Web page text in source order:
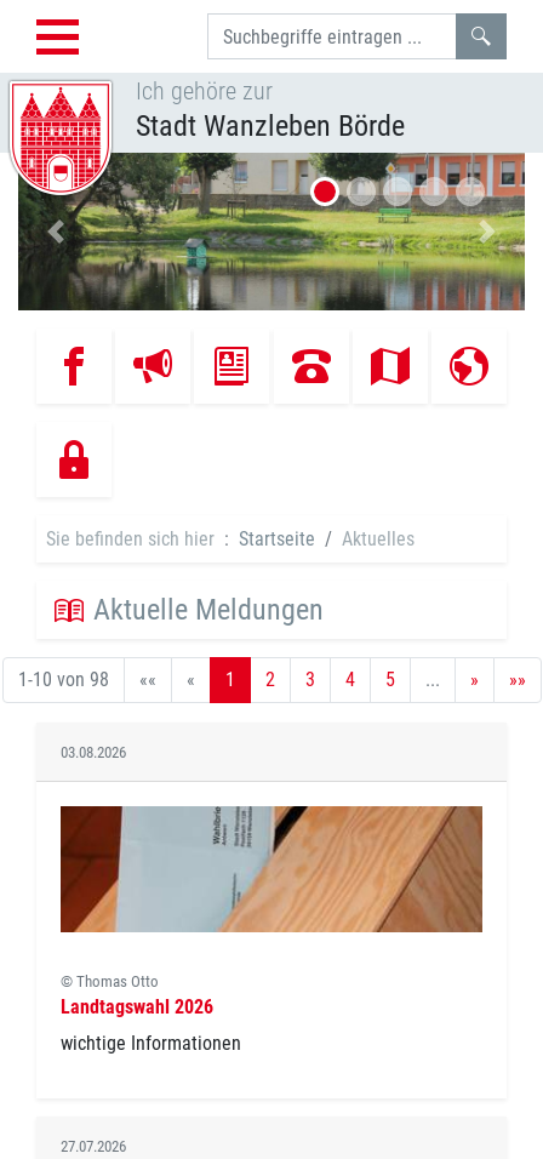
Ich gehöre zur
Stadt Wanzleben Börde
Vorheriges Bild
Sie befinden sich hier Startseite Aktuelles
Aktuelle Meldungen
1-10 von 98 «« « 1 2 3 4 5 ... » »»
Landtagswahl 2026
wichtige Informationen
© Thomas Otto
03.08.2026
27.07.2026